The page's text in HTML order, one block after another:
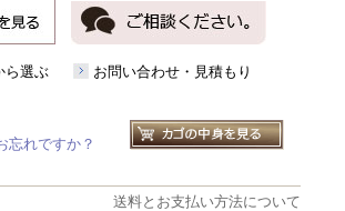
ら選ぶ お問い合わせ・見積もり
忘れですか？
送料とお支払い方法について